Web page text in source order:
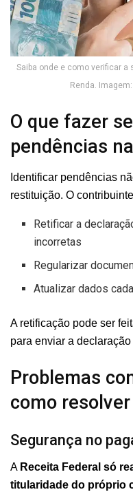
Saiba onde e como verificar
Renda.
O que fazer
pendências
Identificar pendências
restituição. O
Retificar a
incorretas
Regularizar
Atualizar dados
A retificação pode ser
para enviar a
Problemas
como resolver
Segurança no
A Receita Federal só
titularidade do próprio